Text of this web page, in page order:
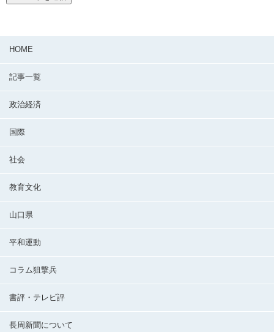
HOME
記事一覧
政治経済
国際
社会
教育文化
山口県
平和運動
コラム狙撃兵
書評・テレビ評
長周新聞について